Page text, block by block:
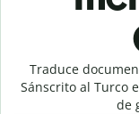
Traduce
Sánscrito al Turco
de